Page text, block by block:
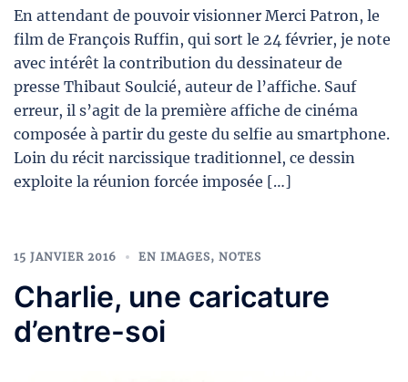
En attendant de pouvoir visionner Merci Patron, le
film de François Ruffin, qui sort le 24 février, je note
avec intérêt la contribution du dessinateur de
presse Thibaut Soulcié, auteur de l’affiche. Sauf
erreur, il s’agit de la première affiche de cinéma
composée à partir du geste du selfie au smartphone.
Loin du récit narcissique traditionnel, ce dessin
exploite la réunion forcée imposée […]
15 JANVIER 2016 EN IMAGES, NOTES
Charlie, une caricature
d’entre-soi